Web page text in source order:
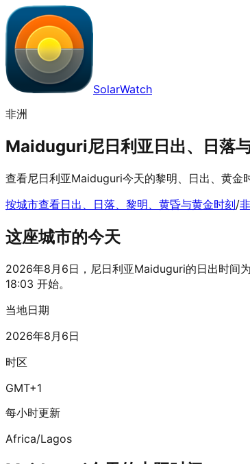
SolarWatch
非洲
Maiduguri尼日利亚日出、日落
查看尼日利亚Maiduguri今天的黎明、日出、黄金
按城市查看日出、日落、黎明、黄昏与黄金时刻/
这座城市的今天
2026年8月6日，尼日利亚Maiduguri的日出时间
18:03 开始。
当地日期
2026年8月6日
时区
GMT+1
每小时更新
Africa/Lagos